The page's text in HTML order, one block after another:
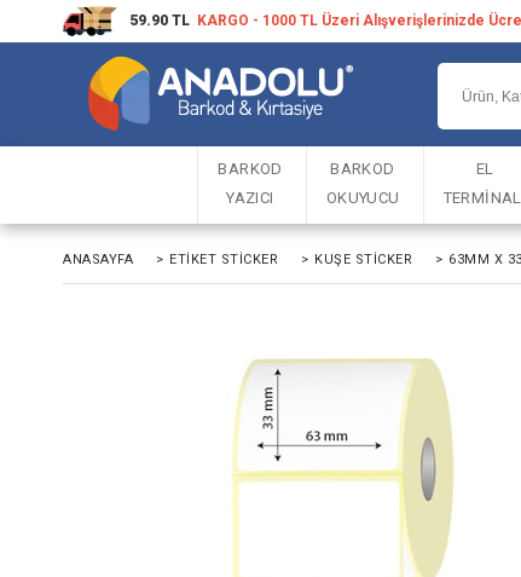
59.90 TL KARGO - 1000 TL Üzeri Alışverişlerinizde
BARKOD
YAZICI
BARKOD
OKUYUCU
EL
ANASAYFA > ETIKET STICKER > KUŞE STICKER > 63MM X